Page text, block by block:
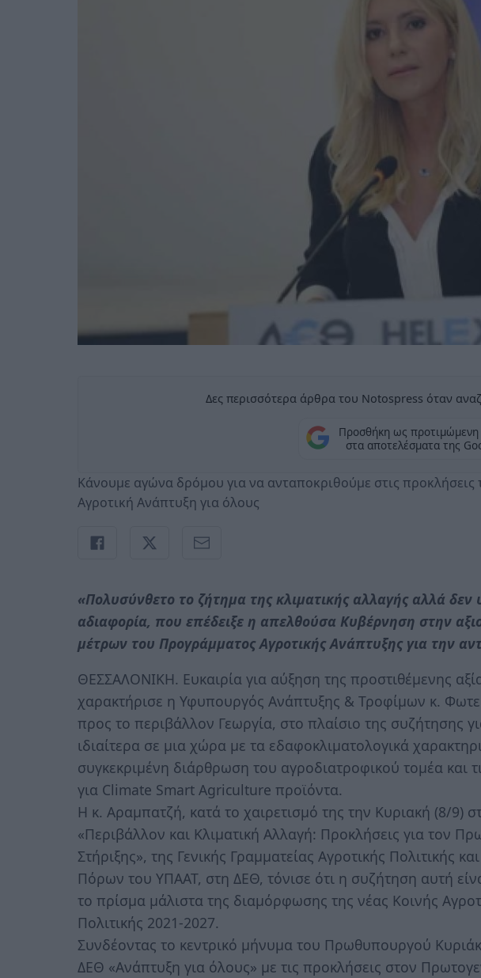
Δες περισσότερα άρθρα του Notospress όταν
Προσθήκη ως προτιμώμενη
στα αποτελέσματα της
Κάνουμε αγώνα δρόμου για να ανταποκριθούμε στις
Αγροτική Ανάπτυξη για όλους
«Πολυσύνθετο το ζήτημα της κλιματικής αλλαγής αλλά δεν
αδιαφορία, που επέδειξε η απελθούσα Κυβέρνηση στην
μέτρων του Προγράμματος Αγροτικής Ανάπτυξης για την
ΘΕΣΣΑΛΟΝΙΚΗ. Ευκαιρία για αύξηση της προστιθέμενης
χαρακτήρισε η Υφυπουργός Ανάπτυξης & Τροφίμων κ.
προς το περιβάλλον Γεωργία, στο πλαίσιο της συζήτησης
ιδιαίτερα σε μια χώρα με τα εδαφοκλιματολογικά
συγκεκριμένη διάρθρωση του αγροδιατροφικού τομέα και
για Climate Smart Agriculture προϊόντα.
Η κ. Αραμπατζή, κατά το χαιρετισμό της την Κυριακή (8/9)
«Περιβάλλον και Κλιματική Αλλαγή: Προκλήσεις για τον
Στήριξης», της Γενικής Γραμματείας Αγροτικής Πολιτικής
Πόρων του ΥΠΑΑΤ, στη ΔΕΘ, τόνισε ότι η συζήτηση αυτή
το πρίσμα μάλιστα της διαμόρφωσης της νέας Κοινής
Πολιτικής 2021-2027.
Συνδέοντας το κεντρικό μήνυμα του Πρωθυπουργού
ΔΕΘ «Ανάπτυξη για όλους» με τις προκλήσεις στον